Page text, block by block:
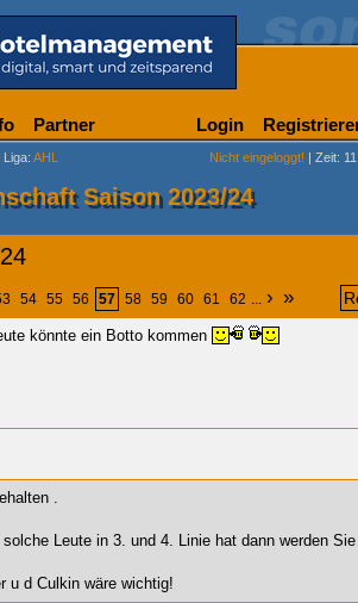
Partner Login
Liga: AHL Nicht eingeloggt! | Zeit:
Saison 2023/24
54 55 56 57 58 59 60 61 62 ... › »
könnte ein Botto kommen
.
solche Leute in 3. und 4. Linie hat dann werden
u d Culkin wäre wichtig!